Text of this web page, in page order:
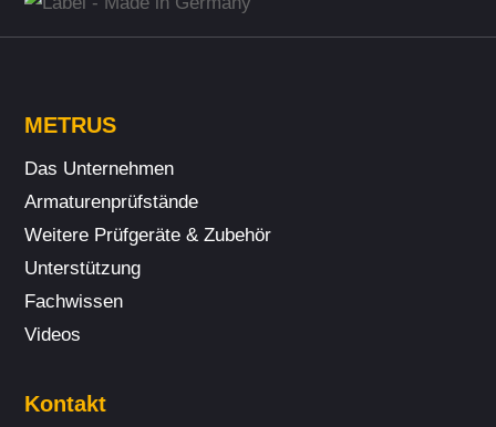
METRUS
Das Unternehmen
Armaturenprüfstände
Weitere Prüf­geräte & Zubehör
Unterstützung
Fach­wissen
Videos
Kontakt